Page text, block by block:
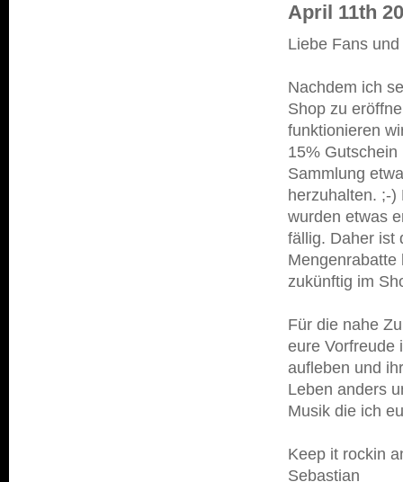
April 11th
Liebe Fans
Nachdem ich
Shop zu
funktionieren
15%
Sammlung
herzuhalten. ;-
wurden etwas
fällig. Daher ist
Mengenrabatte
zukünftig im
Für die nahe
eure Vorfreude
aufleben und
Leben anders
Musik die ich
Keep it rockin
Sebastian